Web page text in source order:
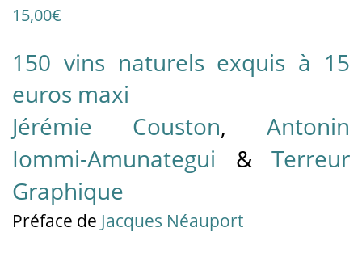
15,00€
150 vins naturels exquis à 15
euros maxi
Jérémie Couston, Antonin
Iommi-Amunategui & Terreur
Graphique
Préface de Jacques Néauport